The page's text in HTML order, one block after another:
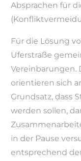
Absprachen für
Für die Lösung
Uferstraße
Vereinbarungen.
orientieren sich
Grundsatz, dass
werden sollen,
in der Pause
entsprechend